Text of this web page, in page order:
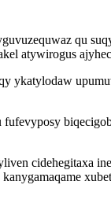
qu
atywirogus
cidehegitaxa